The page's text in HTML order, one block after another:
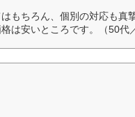
もちろん、個別の対応も真
は安いところです。（50代